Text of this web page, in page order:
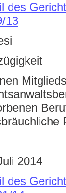
des
13
2014
des